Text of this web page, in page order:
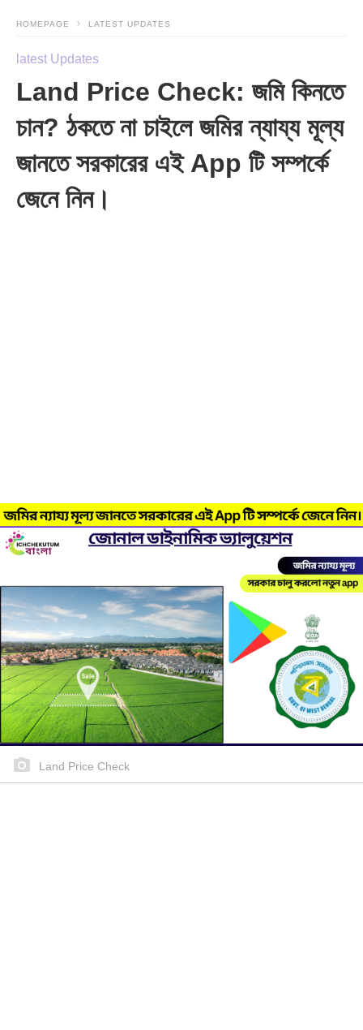
HOMEPAGE LATEST UPDATES
latest Updates
Land Price Check: জমি কিনতে
চান? ঠকতে না চাইলে জমির ন্যায্য মূল্য
জানতে সরকারের এই App টি সম্পর্কে
জেনে নিন।
Land Price Check